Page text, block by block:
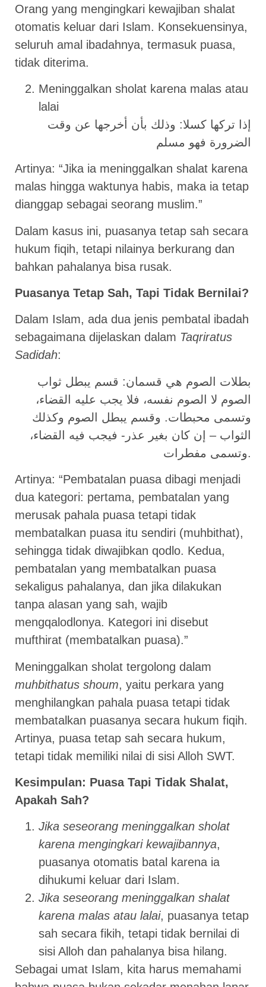
Orang yang mengingkari kewajiban shalat
otomatis keluar dari Islam. Konsekuensinya,
seluruh amal ibadahnya, termasuk puasa,
tidak diterima.
Meninggalkan sholat karena malas atau
lalai
إذا تركها كسلا: وذلك بأن أخرجها عن وقت
الضرورة فهو مسلم
Artinya: “Jika ia meninggalkan shalat karena
malas hingga waktunya habis, maka ia tetap
dianggap sebagai seorang muslim.”
Dalam kasus ini, puasanya tetap sah secara
hukum fiqih, tetapi nilainya berkurang dan
bahkan pahalanya bisa rusak.
Puasanya Tetap Sah, Tapi Tidak Bernilai?
Dalam Islam, ada dua jenis pembatal ibadah
sebagaimana dijelaskan dalam Taqriratus
Sadidah:
بطلات الصوم هي قسمان: قسم يبطل ثواب
الصوم لا الصوم نفسه، فلا يجب عليه القضاء،
وتسمى محبطات. وقسم يبطل الصوم وكذلك
الثواب – إن كان بغير عذر- فيجب فيه القضاء،
وتسمى مفطرات.
Artinya: “Pembatalan puasa dibagi menjadi
dua kategori: pertama, pembatalan yang
merusak pahala puasa tetapi tidak
membatalkan puasa itu sendiri (muhbithat),
sehingga tidak diwajibkan qodlo. Kedua,
pembatalan yang membatalkan puasa
sekaligus pahalanya, dan jika dilakukan
tanpa alasan yang sah, wajib
mengqalodlonya. Kategori ini disebut
mufthirat (membatalkan puasa).”
Meninggalkan sholat tergolong dalam
muhbithatus shoum, yaitu perkara yang
menghilangkan pahala puasa tetapi tidak
membatalkan puasanya secara hukum fiqih.
Artinya, puasa tetap sah secara hukum,
tetapi tidak memiliki nilai di sisi Alloh SWT.
Kesimpulan: Puasa Tapi Tidak Shalat,
Apakah Sah?
Jika seseorang meninggalkan sholat
karena mengingkari kewajibannya,
puasanya otomatis batal karena ia
dihukumi keluar dari Islam.
Jika seseorang meninggalkan shalat
karena malas atau lalai, puasanya tetap
sah secara fikih, tetapi tidak bernilai di
sisi Alloh dan pahalanya bisa hilang.
Sebagai umat Islam, kita harus memahami